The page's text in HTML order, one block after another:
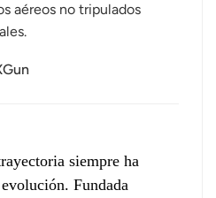
aéreos no tripulados
siempre ha
Fundada